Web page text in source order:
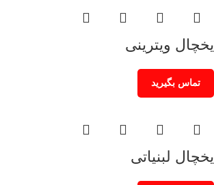
یخچال ویترینی
تماس بگیرید
یخچال لبنیاتی